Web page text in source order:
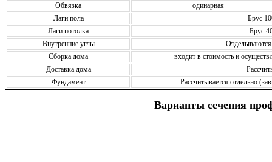
Обвязка
одинарная
Лаги пола
Брус
Лаги потолка
Брус
Внутренние углы
Сборка дома
входит в стоимость и
Доставка дома
Фундамент
Рассчитывается отдельно
Варианты сечения